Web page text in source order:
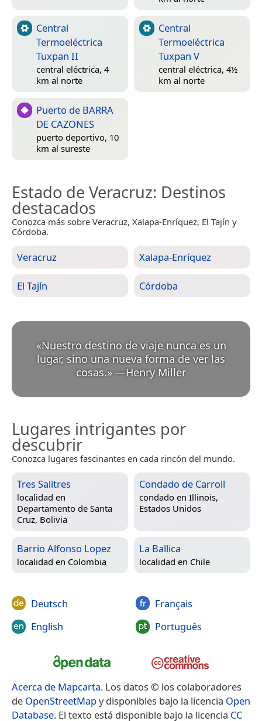
Central
Termoeléctrica
Tuxpan II
central eléctrica, 4
km al norte
Central
Termoeléctrica
Tuxpan V
central eléctrica, 4½
km al norte
Puerto de BARRA
DE CAZONES
puerto deportivo, 10
km al sureste
Estado de Veracruz: Destinos
destacados
Conozca más sobre Veracruz, Xalapa-Enríquez, El Tajín y
Córdoba.
Veracruz Xalapa-Enríquez
El Tajín Córdoba
«Nuestro destino de viaje nunca es un
lugar, sino una nueva forma de ver las
cosas.» —Henry Miller
Lugares intrigantes por
descubrir
Conozca lugares fascinantes en cada rincón del mundo.
Tres Salitres
localidad en
Departamento de Santa
Cruz, Bolivia
Condado de Carroll
condado en Illinois,
Estados Unidos
Barrio Alfonso Lopez
localidad en Colombia
La Ballica
localidad en Chile
Deutsch
English
Français
Português
Acerca de Mapcarta. Los datos © los colaboradores
de OpenStreetMapy disponibles bajo la licencia Open
Database. El texto está disponible bajo la licencia CC